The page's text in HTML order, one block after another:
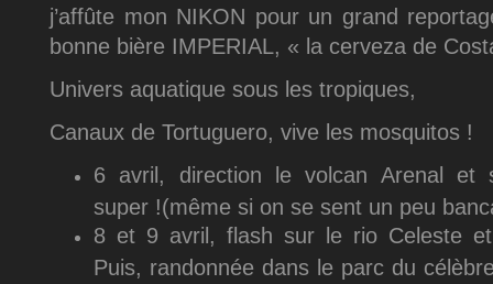
j’affûte mon NIKON pour un grand
bonne bière IMPERIAL, « la cerveza de
Univers aquatique sous les tropiques,
Canaux de Tortuguero, vive les mosquitos !
6 avril, direction le volcan Arenal et
super !(même si on se sent un peu
8 et 9 avril, flash sur le rio Celeste
Puis, randonnée dans le parc du